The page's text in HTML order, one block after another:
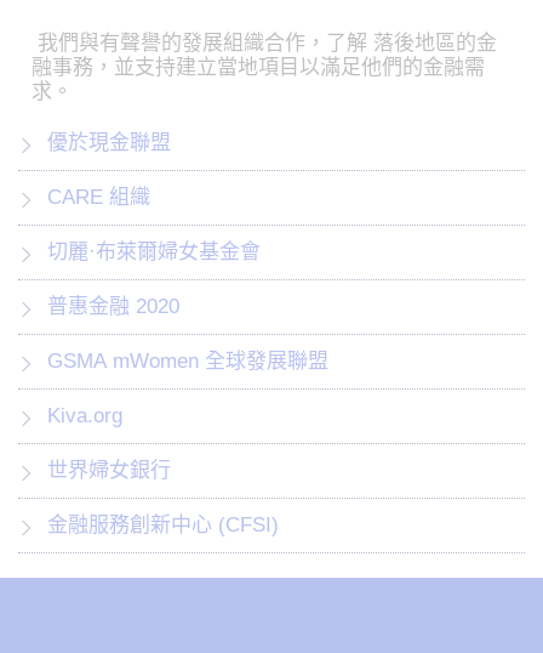
我們與有聲譽的發展組織合作，了解 落後地區的金
融事務，並支持建立當地項目以滿足他們的金融需
求。
優於現金聯盟
CARE 組織
切麗·布萊爾婦女基金會
普惠金融 2020
GSMA mWomen 全球發展聯盟
Kiva.org
世界婦女銀行
金融服務創新中心 (CFSI)